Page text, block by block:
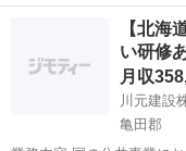
事です！ 一からサポートしますので、 未経験者の方も働きやすいかと
思
新琴
【北海
い研修
月収
川元建設
亀田郡